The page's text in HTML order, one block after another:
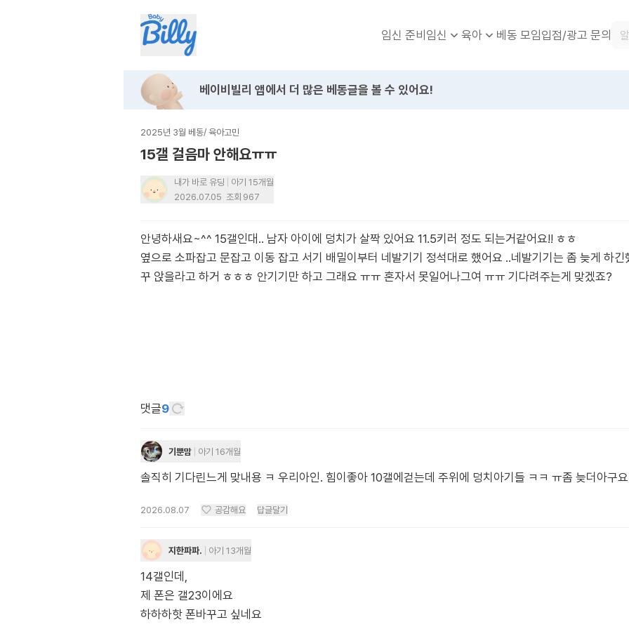
임신 준비임신 육아 베동 모임입점/광고 문의
베이비빌리 앱에서 더 많은 베동글을 볼 수 있어요!
2025년 3월 베동/ 육아고민
15갤 걸음마 안해요ㅠㅠ
내가 바로 유딩
아기 15개월
2026.07.05 조회 967
안녕하새요~^^ 15갤인대.. 남자 아이에 덩치가 살짝 있어요 11.5키러 정도 되는거같어요!! ㅎㅎ
옆으로 소파잡고 문잡고 이동 잡고 서기 배밀이부터 네발기기 정석대로 했어요 ..네발기기는 좀 늦게 하
꾸 앉을라고 하거 ㅎㅎㅎ 안기기만 하고 그래요 ㅠㅠ 혼자서 못일어나그여 ㅠㅠ 기다려주는게 맞겠죠?
댓글9
기뿐맘 아기 16개월
솔직히 기다린느게 맞내용 ㅋ 우리아인. 힘이좋아 10갤에걷는데 주위에 덩치아기들 ㅋㅋ ㅠ좀 늦더아구요
2026.08.07 공감해요 답글달기
지한파파. 아기 13개월
14갤인데,
제 폰은 갤23이에요
하하하핫 폰바꾸고 싶네요